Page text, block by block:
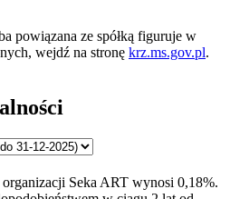
powiązana ze spółką figuruje w
wejdź na stronę krz.ms.gov.pl.
Seka ART wynosi 0,18%.